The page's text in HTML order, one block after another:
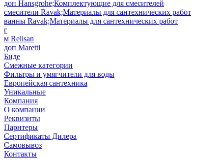
доп Hansgrohe;Комплектующие для смесителей
смесители Ravak;Материалы для сантехнических работ
ванны Ravak;Материалы для сантехнических работ
г
м Relisan
доп Maretti
Биде
Смежные категории
Фильтры и умягчители для воды
Европейская сантехника
Уникальные
Компания
О компании
Реквизиты
Парнтеры
Сертификаты Дилера
Самовывоз
Контакты